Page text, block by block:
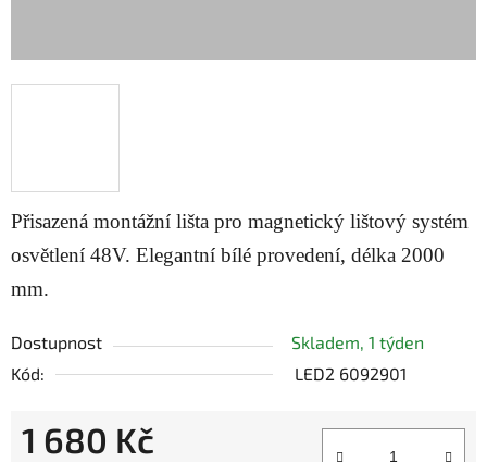
Přisazená montážní lišta pro magnetický lištový systém
osvětlení 48V. Elegantní bílé provedení, délka 2000
mm.
Dostupnost
Skladem, 1 týden
Kód:
LED2 6092901
1 680 Kč